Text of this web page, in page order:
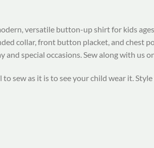
versatile button-up shirt for kids
collar, front button placket, and chest
special occasions. Sew along with us
sew as it is to see your child wear it.